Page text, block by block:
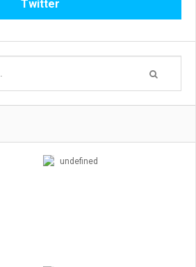
Twitter
undefined